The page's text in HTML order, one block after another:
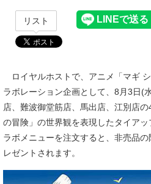
リスト
ロイヤルホストで、アニメ「マギ
ラボレーション企画として、8月3日(
店、難波御堂筋店、馬出店、江別店
の冒険」の世界観を表現したタイア
ラボメニューを注文すると、非売品
レゼントされます。